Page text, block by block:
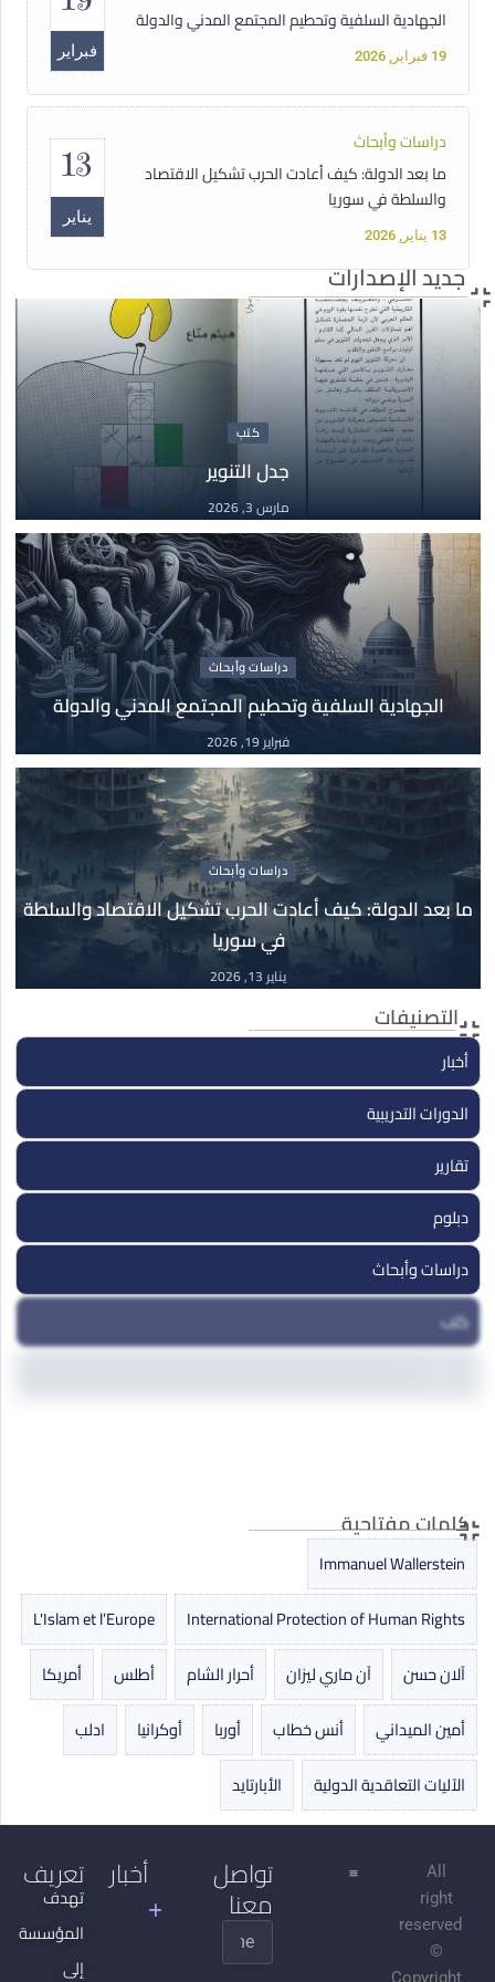
الجهادية السلفية وتحطيم المجتمع المدني والدولة
19 فبراير, 2026 فبراير
دراسات وأبحاث
ما بعد الدولة: كيف أعادت الحرب تشكيل الاقتصاد
والسلطة في سوريا
13 يناير, 2026
13
يناير
دبلوم حقوق الإنسان الأساسية غير القابلة للتصرف
15
أغسطس
سوريا تحت سلطان الفاشية الجهادية
14 مايو, 2025
14
مايو
كتب
جدل التنوير
03 مارس, 2026
03
مارس
دراسات وأبحاث
الجهادية السلفية وتحطيم المجتمع المدني والدولة
19
ما بعد الدولة: كيف أعادت الحرب تشكيل الاقتصاد
13 يناير, 2026
جديد الإصدارات
كتب
جدل التنوير
مارس 3, 2026
دراسات وأبحاث
الجهادية السلفية وتحطيم المجتمع المدني والدولة
فبراير 19, 2026
دراسات وأبحاث
ما بعد الدولة: كيف أعادت الحرب تشكيل الاقتصاد والسلطة
في سوريا
يناير 13, 2026
التصنيفات
أخبار
الدورات التدريبية
تقارير
دبلوم
دراسات وأبحاث
كتب
كلمات مفتاحية
Immanuel Wallerstein
International Protection of Human Rights
L'Islam et l’Europe
آلان حسن
آن ماري ليزان أحرار الشام أطلس
أمريكا
أمين الميداني
أنس خطاب أوربا أوكرانيا
ادلب
الآليات التعاقدية الدولية
الأبارتايد
تعريف
تهدف
المؤسسة
إلى
أخبار
جدل
التنوير
الجهادية
تواصل
معنا
right
reserved
©
Copyright